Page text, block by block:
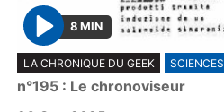
P
l
a
8 MIN
LA CHRONIQUE DU GEEK SCIENCES
n°195 : Le chronoviseur